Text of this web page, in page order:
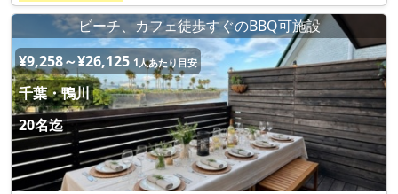
ビーチ、カフェ徒歩すぐのBBQ可施設
¥9,258～¥26,125 1人あたり目安
千葉・鴨川
20名迄